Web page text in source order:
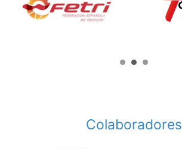
Colaboradores